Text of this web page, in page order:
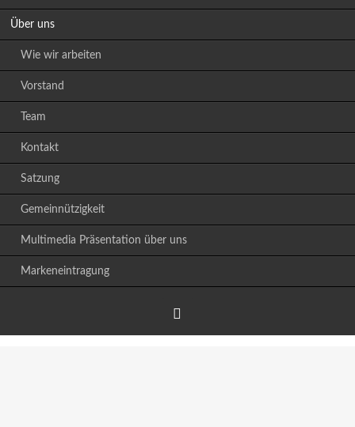
Über uns
Wie wir arbeiten
Vorstand
Team
Kontakt
Satzung
Gemeinnützigkeit
Multimedia Präsentation über uns
Markeneintragung